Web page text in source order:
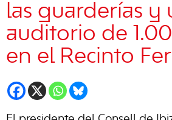
las guarderías y
auditorio de
en el Recinto